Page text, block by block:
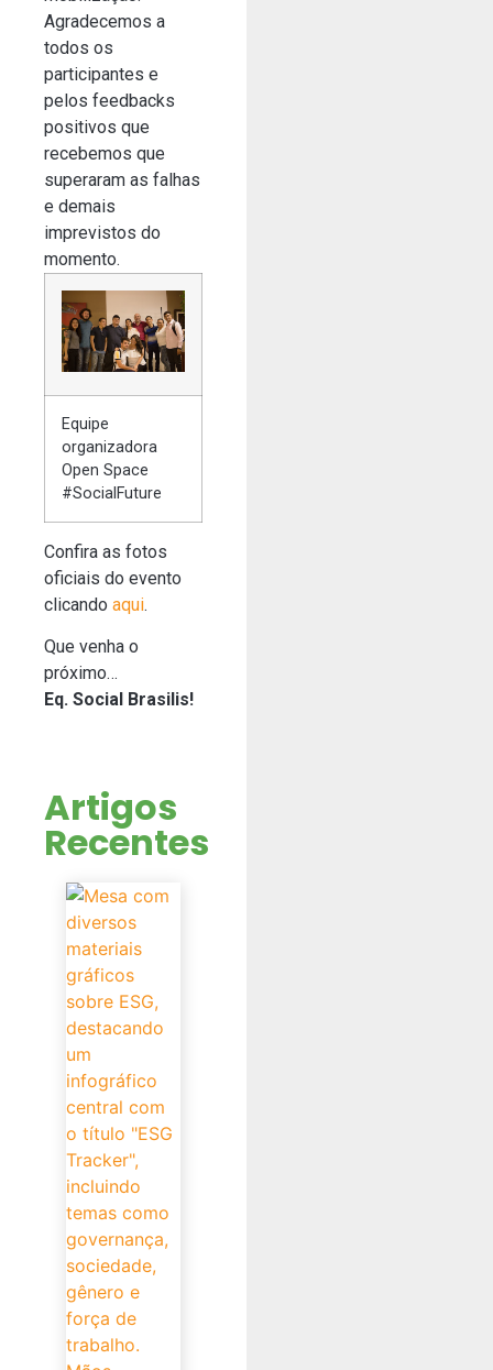
Agradecemos a
todos os
participantes e
pelos feedbacks
positivos que
recebemos que
superaram as falhas
e demais
imprevistos do
momento.
Equipe
organizadora
Open Space
#SocialFuture
Confira as fotos
oficiais do evento
clicando aqui.
Que venha o
próximo…
Eq. Social Brasilis!
Artigos
Recentes